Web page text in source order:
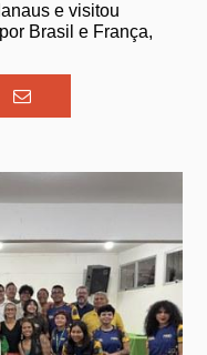
e visitou
Brasil e França,